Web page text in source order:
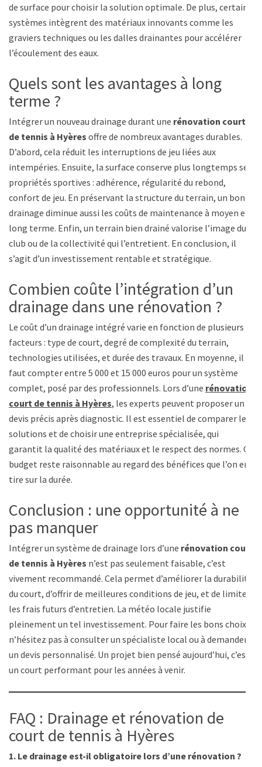
de surface pour choisir la solution optimale. De plus, certains
systèmes intègrent des matériaux innovants comme les
graviers techniques ou les dalles drainantes pour accélérer
l’écoulement des eaux.
Quels sont les avantages à long
terme ?
Intégrer un nouveau drainage durant une rénovation court
de tennis à Hyères offre de nombreux avantages durables.
D’abord, cela réduit les interruptions de jeu liées aux
intempéries. Ensuite, la surface conserve plus longtemps ses
propriétés sportives : adhérence, régularité du rebond,
confort de jeu. En préservant la structure du terrain, un bon
drainage diminue aussi les coûts de maintenance à moyen et
long terme. Enfin, un terrain bien drainé valorise l’image du
club ou de la collectivité qui l’entretient. En conclusion, il
s’agit d’un investissement rentable et stratégique.
Combien coûte l’intégration d’un
drainage dans une rénovation ?
Le coût d’un drainage intégré varie en fonction de plusieurs
facteurs : type de court, degré de complexité du terrain,
technologies utilisées, et durée des travaux. En moyenne, il
faut compter entre 5 000 et 15 000 euros pour un système
complet, posé par des professionnels. Lors d’une rénovation
court de tennis à Hyères, les experts peuvent proposer un
devis précis après diagnostic. Il est essentiel de comparer les
solutions et de choisir une entreprise spécialisée, qui
garantit la qualité des matériaux et le respect des normes. Ce
budget reste raisonnable au regard des bénéfices que l’on en
tire sur la durée.
Conclusion : une opportunité à ne
pas manquer
Intégrer un système de drainage lors d’une rénovation court
de tennis à Hyères n’est pas seulement faisable, c’est
vivement recommandé. Cela permet d’améliorer la durabilité
du court, d’offrir de meilleures conditions de jeu, et de limiter
les frais futurs d’entretien. La météo locale justifie
pleinement un tel investissement. Pour faire les bons choix,
n’hésitez pas à consulter un spécialiste local ou à demander
un devis personnalisé. Un projet bien pensé aujourd’hui, c’est
un court performant pour les années à venir.
FAQ : Drainage et rénovation de
court de tennis à Hyères
1. Le drainage est-il obligatoire lors d’une rénovation ?